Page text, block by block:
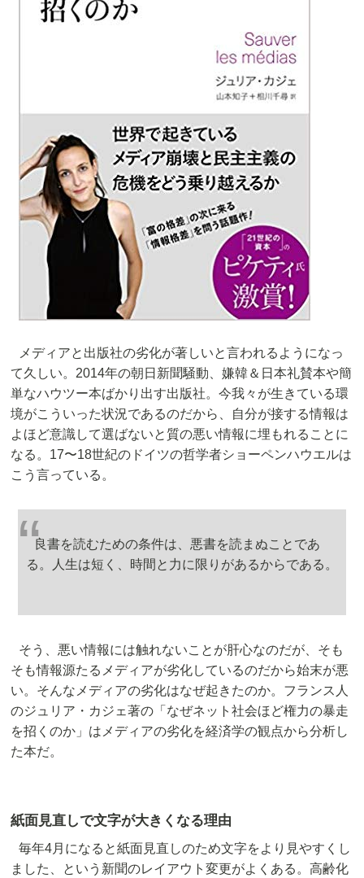
メディアと出版社の劣化が著しいと言われるようになっ
て久しい。2014年の朝日新聞騒動、嫌韓＆日本礼賛本や簡
単なハウツー本ばかり出す出版社。今我々が生きている環
境がこういった状況であるのだから、自分が接する情報は
よほど意識して選ばないと質の悪い情報に埋もれることに
なる。17〜18世紀のドイツの哲学者ショーペンハウエルは
こう言っている。
良書を読むための条件は、悪書を読まぬことであ
る。人生は短く、時間と力に限りがあるからである。
そう、悪い情報には触れないことが肝心なのだが、そも
そも情報源たるメディアが劣化しているのだから始末が悪
い。そんなメディアの劣化はなぜ起きたのか。フランス人
のジュリア・カジェ著の「なぜネット社会ほど権力の暴走
を招くのか」はメディアの劣化を経済学の観点から分析し
た本だ。
紙面見直しで文字が大きくなる理由
毎年4月になると紙面見直しのため文字をより見やすくし
ました、という新聞のレイアウト変更がよくある。高齢化